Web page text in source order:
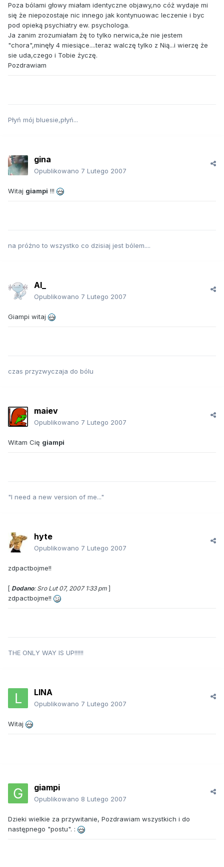
Poza bólami głowy miałam identyczne objawy,no cóż wydaje mi
się że niepozostaje nic innego jak kontynuowac leczenie i byc
pod opieką psychiatry ew. psychologa.
Ja zanim zrozumiałam żę to tylko nerwica,że nie jestem
"chora",minęły 4 miesiące....teraz walczę tylko z Nią...i wierzę że
sie uda,czego i Tobie życzę.
Pozdrawiam
Płyń mój bluesie,płyń...
gina
Opublikowano 7 Lutego 2007
Witaj giampi !!!
na próżno to wszystko co dzisiaj jest bólem....
Al_
Opublikowano 7 Lutego 2007
Giampi witaj
czas przyzwyczaja do bólu
maiev
Opublikowano 7 Lutego 2007
Witam Cię giampi
"I need a new version of me..."
hyte
Opublikowano 7 Lutego 2007
zdpactbojme!!
[ Dodano: Sro Lut 07, 2007 1:33 pm ]
zdpactbojme!!
THE ONLY WAY IS UP!!!!!!
LINA
Opublikowano 7 Lutego 2007
Witaj
giampi
Opublikowano 8 Lutego 2007
Dzieki wielkie za przywitanie, Pozdrawiam wszystkich i do
następnego "postu". :